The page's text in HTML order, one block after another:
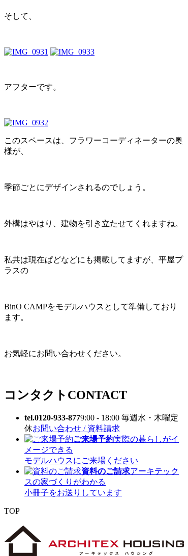
そして、
アフターです。
このスペースは、フラワーコーディネーターの奥
様が、
季節ごとにデザインされるのでしょう。
外構はやはり、建物を引き立たせてくれますね。
私共は現在ぱどなどにも掲載してますが、平屋プ
ラスの
BinO CAMPをモデルハウスとして準備しており
ます。
お気軽にお問い合わせください。
コンタクト CONTACT
tel.0120-933-8779:00 - 18:00 毎週水・木曜定
休お問い合わせ / 資料請求
ご来場予約実際の暮らしがイ
メージできる
モデルハウスにご来場ください
資料のご請求アーキテック
スの家づくりがわかる
小冊子をお送りしています
TOP